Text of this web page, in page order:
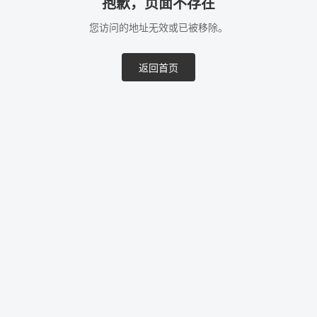
抱歉，页面不存在
您访问的地址无效或已被移除。
返回首页